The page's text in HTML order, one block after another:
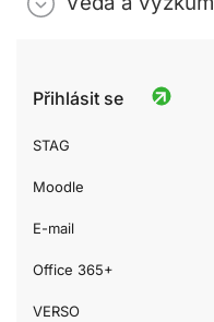
Přihlásit se
STAG
Moodle
E-mail
Office 365+
VERSO